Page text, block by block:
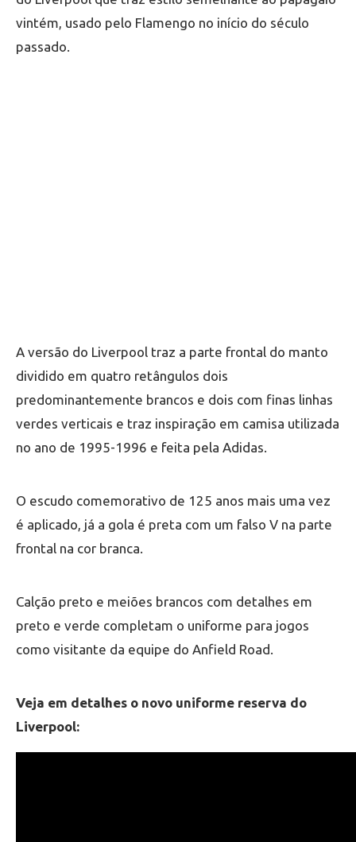
vintém, usado pelo Flamengo no início do século
passado.
A versão do Liverpool traz a parte frontal do manto
dividido em quatro retângulos dois
predominantemente brancos e dois com finas linhas
verdes verticais e traz inspiração em camisa utilizada
no ano de 1995-1996 e feita pela Adidas.
O escudo comemorativo de 125 anos mais uma vez
é aplicado, já a gola é preta com um falso V na parte
frontal na cor branca.
Calção preto e meiões brancos com detalhes em
preto e verde completam o uniforme para jogos
como visitante da equipe do Anfield Road.
Veja em detalhes o novo uniforme reserva do
Liverpool: